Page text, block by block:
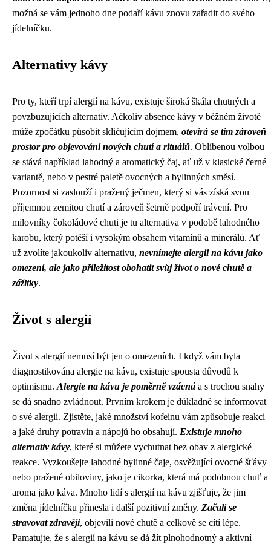
možná se vám jednoho dne podaří kávu znovu zařadit do svého
jídelníčku.
Alternativy kávy
Pro ty, kteří trpí alergií na kávu, existuje široká škála chutných a
povzbuzujících alternativ. Ačkoliv absence kávy v běžném životě
může zpočátku působit skličujícím dojmem, otevírá se tím zároveň
prostor pro objevování nových chutí a rituálů. Oblíbenou volbou
se stává například lahodný a aromatický čaj, ať už v klasické černé
variantě, nebo v pestré paletě ovocných a bylinných směsí.
Pozornost si zaslouží i pražený ječmen, který si vás získá svou
příjemnou zemitou chutí a zároveň šetrně podpoří trávení. Pro
milovníky čokoládové chuti je tu alternativa v podobě lahodného
karobu, který potěší i vysokým obsahem vitamínů a minerálů. Ať
už zvolíte jakoukoliv alternativu, nevnímejte alergii na kávu jako
omezení, ale jako příležitost obohatit svůj život o nové chutě a
zážitky.
Život s alergií
Život s alergií nemusí být jen o omezeních. I když vám byla
diagnostikována alergie na kávu, existuje spousta důvodů k
optimismu. Alergie na kávu je poměrně vzácná a s trochou snahy
se dá snadno zvládnout. Prvním krokem je důkladně se informovat
o své alergii. Zjistěte, jaké množství kofeinu vám způsobuje reakci
a jaké druhy potravin a nápojů ho obsahují. Existuje mnoho
alternativ kávy, které si můžete vychutnat bez obav z alergické
reakce. Vyzkoušejte lahodné bylinné čaje, osvěžující ovocné šťávy
nebo pražené obiloviny, jako je cikorka, která má podobnou chuť a
aroma jako káva. Mnoho lidí s alergií na kávu zjišťuje, že jim
změna jídelníčku přinesla i další pozitivní změny. Začali se
stravovat zdravěji, objevili nové chutě a celkově se cítí lépe.
Pamatujte, že s alergií na kávu se dá žít plnohodnotný a aktivní